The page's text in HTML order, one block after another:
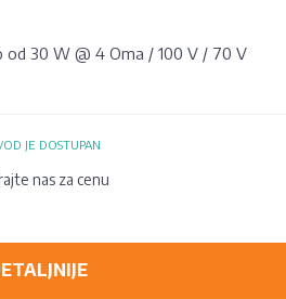
od 30 W @ 4 Oma / 100 V / 70 V
JE DOSTUPAN
nas za cenu